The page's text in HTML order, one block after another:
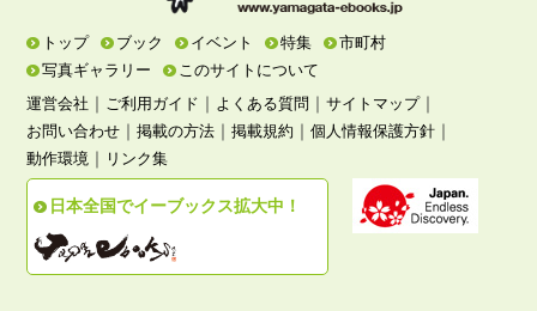
トップ ブック イベント 特集
市町村
写真ギャラリー
このサイトについて
運営会社 ｜ ご利用ガイド ｜ よくある質問 ｜サイトマップ｜
お問い合わせ ｜掲載の方法 ｜掲載規約 ｜個人情報保護方針 ｜
動作環境 ｜ リンク集
日本全国でイーブックス拡大中！